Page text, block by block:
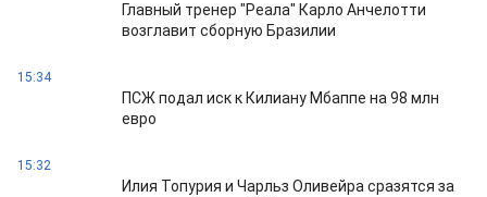
Главный тренер "Реала" Карло Анчелотти
возглавит сборную Бразилии
15:34
ПСЖ подал иск к Килиану Мбаппе на 98 млн
евро
15:32
Илия Топурия и Чарльз Оливейра сразятся за